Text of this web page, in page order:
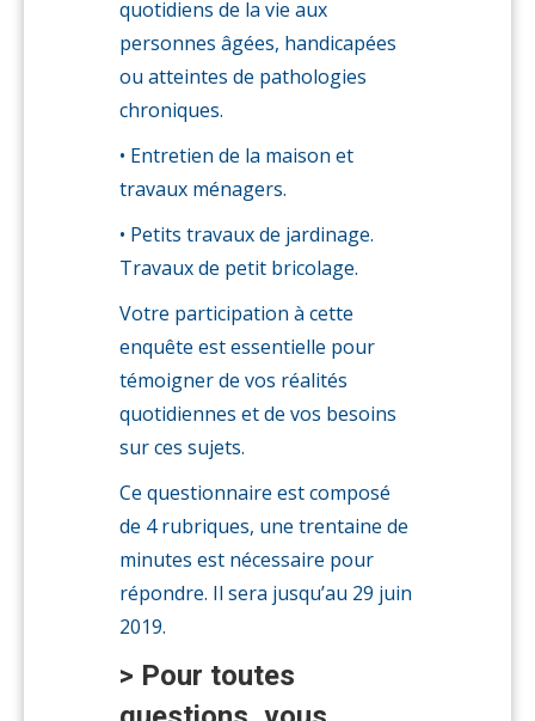
quotidiens de la vie aux
personnes âgées, handicapées
ou atteintes de pathologies
chroniques.
• Entretien de la maison et
travaux ménagers.
• Petits travaux de jardinage.
Travaux de petit bricolage.
Votre participation à cette
enquête est essentielle pour
témoigner de vos réalités
quotidiennes et de vos besoins
sur ces sujets.
Ce questionnaire est composé
de 4 rubriques, une trentaine de
minutes est nécessaire pour
répondre. Il sera jusqu’au 29 juin
2019.
> Pour toutes